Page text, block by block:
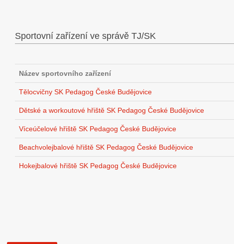
Sportovní zařízení ve správě TJ/SK
Název sportovního zařízení
Tělocvičny SK Pedagog České Budějovice
Dětské a workoutové hřiště SK Pedagog České Budějovice
Víceúčelové hřiště SK Pedagog České Budějovice
Beachvolejbalové hřiště SK Pedagog České Budějovice
Hokejbalové hřiště SK Pedagog České Budějovice